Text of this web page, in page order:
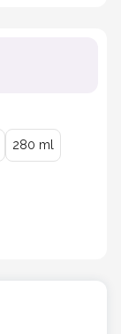
280 ml